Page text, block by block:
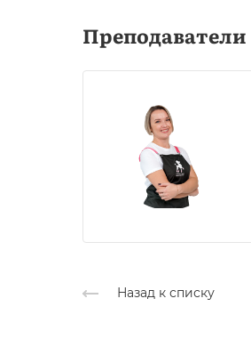
Преподаватели
Назад к списку